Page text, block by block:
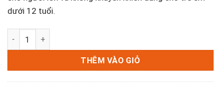
dưới 12 tuổi.
THÊM VÀO GIỎ